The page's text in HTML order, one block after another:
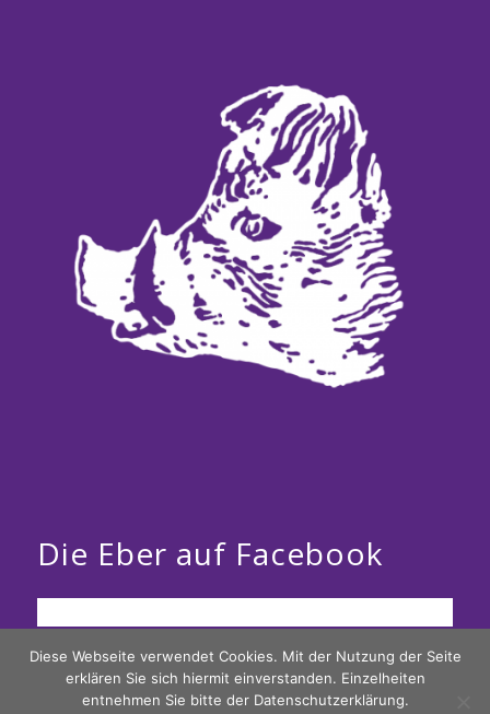
Die Eber auf Facebook
Diese Webseite verwendet Cookies. Mit der Nutzung der Seite
erklären Sie sich hiermit einverstanden. Einzelheiten
entnehmen Sie bitte der Datenschutzerklärung.